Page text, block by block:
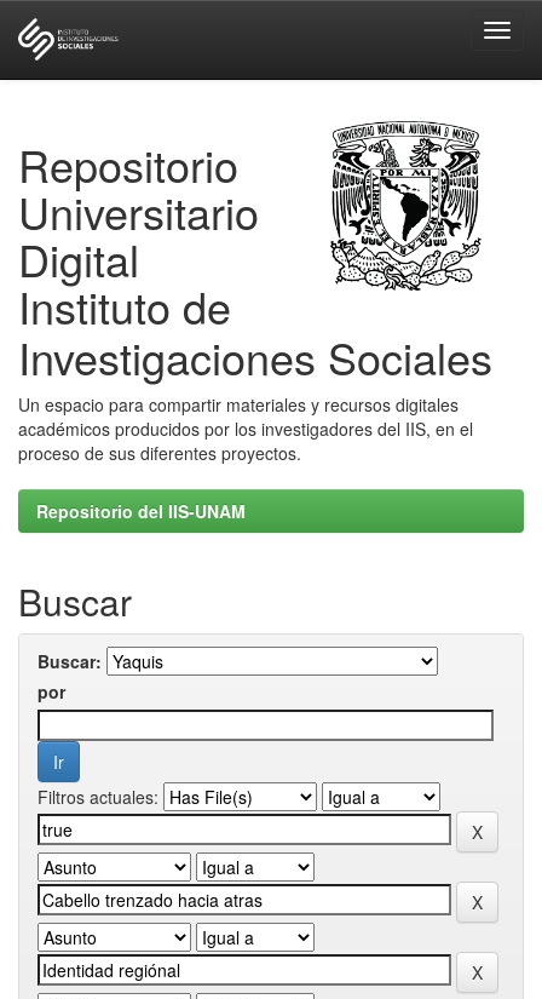
Repositorio
Universitario
Digital
Instituto de
Investigaciones Sociales
Un espacio para compartir materiales y recursos digitales
académicos producidos por los investigadores del IIS, en el
proceso de sus diferentes proyectos.
Repositorio del IIS-UNAM
Buscar
Buscar:
por
Filtros actuales: